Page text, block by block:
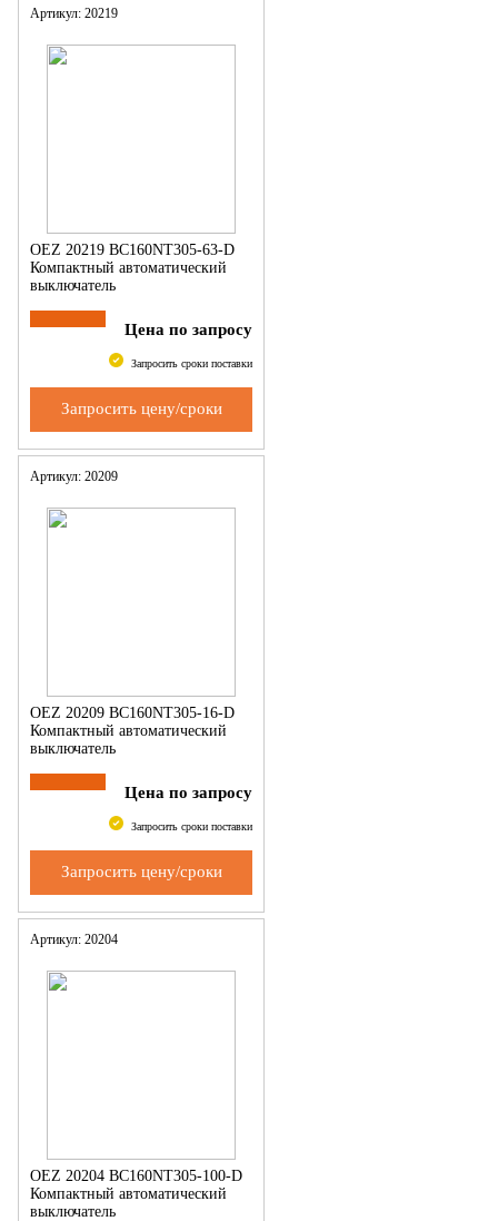
Артикул: 20219
OEZ 20219 BC160NT305-63-D
Компактный автоматический
выключатель
Цена по запросу
Запросить сроки поставки
Запросить цену/сроки
Артикул: 20209
OEZ 20209 BC160NT305-16-D
Компактный автоматический
выключатель
Цена по запросу
Запросить сроки поставки
Запросить цену/сроки
Артикул: 20204
OEZ 20204 BC160NT305-100-D
Компактный автоматический
выключатель